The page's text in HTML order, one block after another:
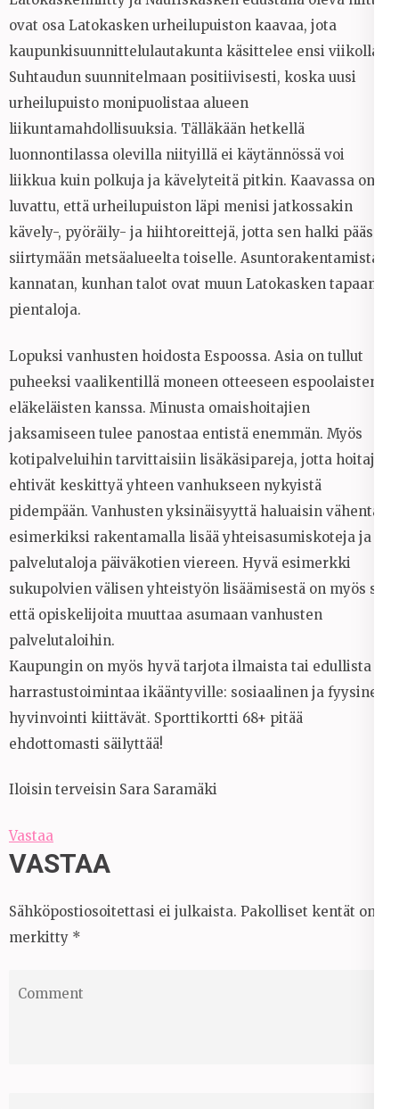
ovat osa Latokasken urheilupuiston kaavaa, jota
kaupunkisuunnittelulautakunta käsittelee ensi viikolla.
Suhtaudun suunnitelmaan positiivisesti, koska uusi
urheilupuisto monipuolistaa alueen
liikuntamahdollisuuksia. Tälläkään hetkellä
luonnontilassa olevilla niityillä ei käytännössä voi
liikkua kuin polkuja ja kävelyteitä pitkin. Kaavassa on
luvattu, että urheilupuiston läpi menisi jatkossakin
kävely-, pyöräily- ja hiihtoreittejä, jotta sen halki pääsee
siirtymään metsäalueelta toiselle. Asuntorakentamista
kannatan, kunhan talot ovat muun Latokasken tapaan
pientaloja.
Lopuksi vanhusten hoidosta Espoossa. Asia on tullut
puheeksi vaalikentillä moneen otteeseen espoolaisten
eläkeläisten kanssa. Minusta omaishoitajien
jaksamiseen tulee panostaa entistä enemmän. Myös
kotipalveluihin tarvittaisiin lisäkäsipareja, jotta hoitajat
ehtivät keskittyä yhteen vanhukseen nykyistä
pidempään. Vanhusten yksinäisyyttä haluaisin vähentää
esimerkiksi rakentamalla lisää yhteisasumiskoteja ja
palvelutaloja päiväkotien viereen. Hyvä esimerkki
sukupolvien välisen yhteistyön lisäämisestä on myös se,
että opiskelijoita muuttaa asumaan vanhusten
palvelutaloihin.
Kaupungin on myös hyvä tarjota ilmaista tai edullista
harrastustoimintaa ikääntyville: sosiaalinen ja fyysinen
hyvinvointi kiittävät. Sporttikortti 68+ pitää
ehdottomasti säilyttää!
Iloisin terveisin Sara Saramäki
Vastaa
VASTAA
Sähköpostiosoitettasi ei julkaista. Pakolliset kentät on
merkitty *